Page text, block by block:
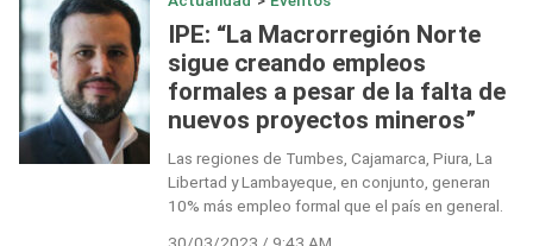
IPE: “La Macrorregión Norte
sigue creando empleos
formales a pesar de la falta de
nuevos proyectos mineros”
Las regiones de Tumbes, Cajamarca, Piura, La
Libertad y Lambayeque, en conjunto, generan
10% más empleo formal que el país en general.